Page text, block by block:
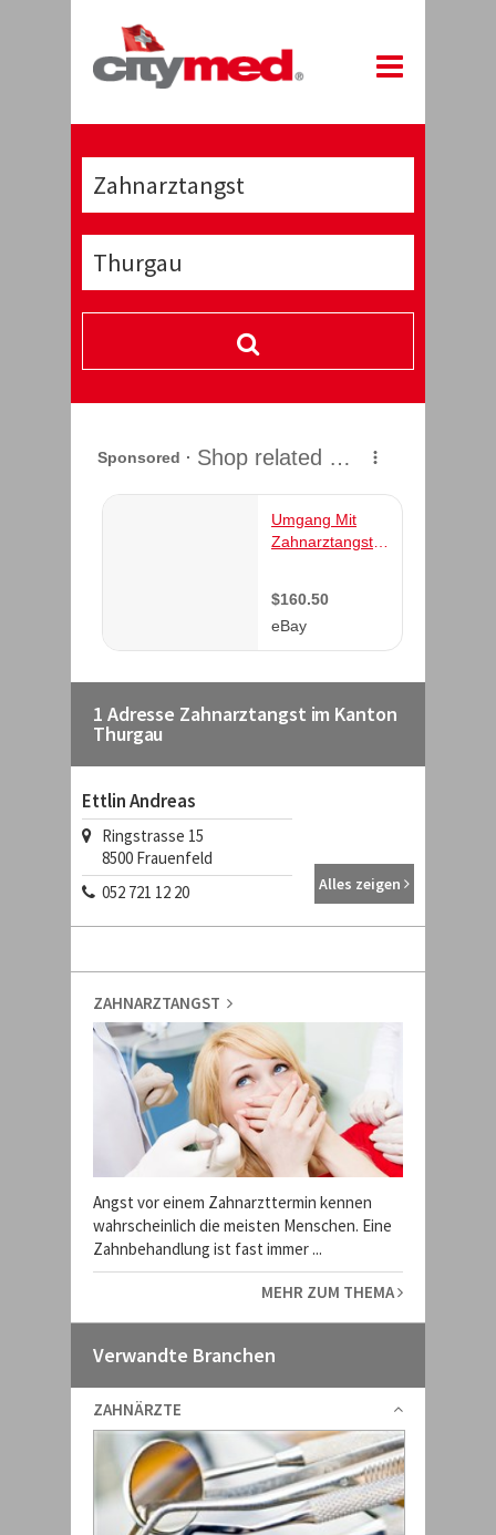
1 Adresse Zahnarztangst im Kanton
Thurgau
Ettlin Andreas
Ringstrasse 15
8500 Frauenfeld
052 721 12 20
Alles zeigen
ZAHNARZTANGST
Angst vor einem Zahnarzttermin kennen
wahrscheinlich die meisten Menschen. Eine
Zahnbehandlung ist fast immer ...
MEHR ZUM THEMA
Verwandte Branchen
ZAHNÄRZTE